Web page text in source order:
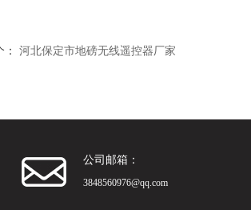
河北保定市地磅无线遥控器厂家
公司邮箱：
3848560976@qq.com